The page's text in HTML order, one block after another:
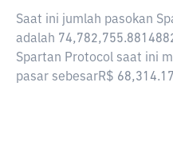
Saat ini jumlah pasokan
adalah
Spartan Protocol saat ini
pasar sebesarR$